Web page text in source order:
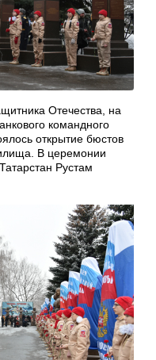
Отечества, на
командного
открытие бюстов
В церемонии
Рустам